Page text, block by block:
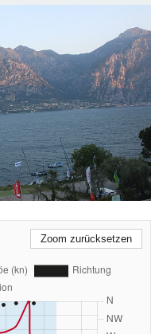
Zoom zurücksetzen